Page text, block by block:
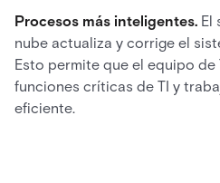
Procesos más inteligentes. El
nube actualiza y corrige el
Esto permite que el equipo de
funciones críticas de TI y
eficiente.